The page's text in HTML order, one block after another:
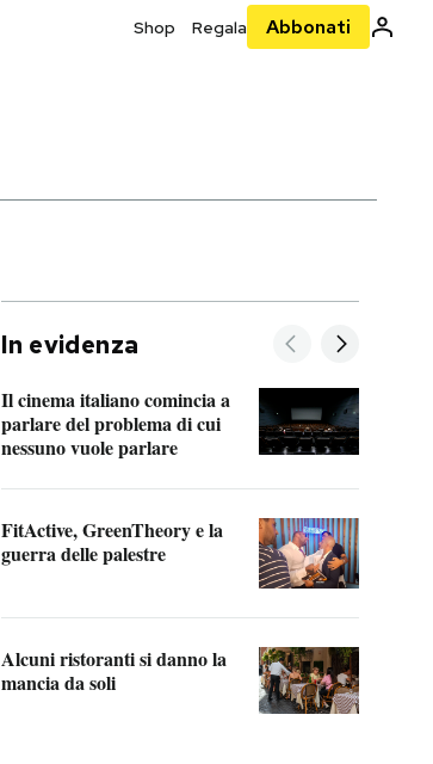
Shop Regala Abbonati
In evidenza
Il cinema italiano comincia a
parlare del problema di cui
nessuno vuole parlare
FitActive, GreenTheory e la
guerra delle palestre
Alcuni ristoranti si danno la
mancia da soli